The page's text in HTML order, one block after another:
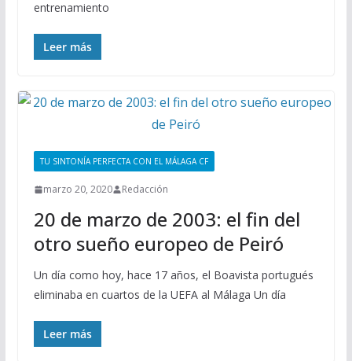
entrenamiento
Leer más
TU SINTONÍA PERFECTA CON EL MÁLAGA CF
marzo 20, 2020 Redacción
20 de marzo de 2003: el fin del
otro sueño europeo de Peiró
Un día como hoy, hace 17 años, el Boavista portugués
eliminaba en cuartos de la UEFA al Málaga Un día
Leer más